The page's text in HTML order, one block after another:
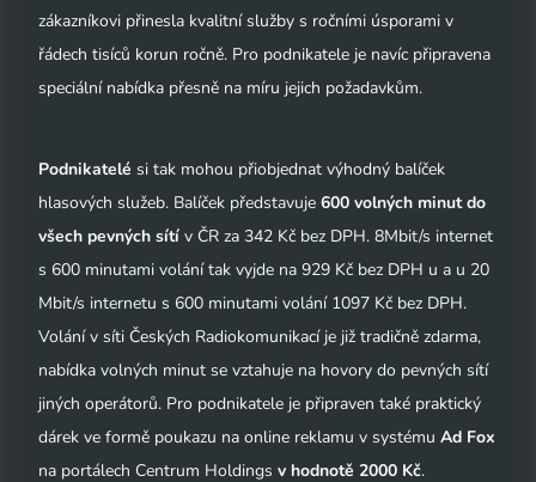
zákazníkovi přinesla kvalitní služby s ročními úsporami v
řádech tisíců korun ročně. Pro podnikatele je navíc připravena
speciální nabídka přesně na míru jejich požadavkům.
Podnikatelé si tak mohou přiobjednat výhodný balíček
hlasových služeb. Balíček představuje 600 volných minut do
všech pevných sítí v ČR za 342 Kč bez DPH. 8Mbit/s internet
s 600 minutami volání tak vyjde na 929 Kč bez DPH u a u 20
Mbit/s internetu s 600 minutami volání 1097 Kč bez DPH.
Volání v síti Českých Radiokomunikací je již tradičně zdarma,
nabídka volných minut se vztahuje na hovory do pevných sítí
jiných operátorů. Pro podnikatele je připraven také praktický
dárek ve formě poukazu na online reklamu v systému Ad Fox
na portálech Centrum Holdings v hodnotě 2000 Kč.